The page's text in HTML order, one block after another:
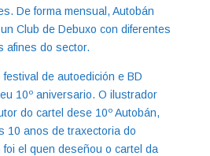
De forma mensual, Autobán
Club de Debuxo con diferentes
afines do sector.
de autoedición e BD
10º aniversario. O ilustrador
do cartel dese 10º Autobán,
10 anos de traxectoria do
el quen deseñou o cartel da